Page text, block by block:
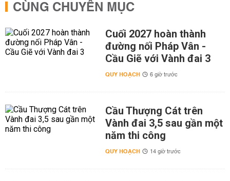
CÙNG CHUYÊN MỤC
Cuối 2027 hoàn thành
đường nối Pháp Vân -
Cầu Giẽ với Vành đai 3
QUY HOẠCH 6 giờ trước
Cầu Thượng Cát trên
Vành đai 3,5 sau gần một
năm thi công
QUY HOẠCH 14 giờ trước